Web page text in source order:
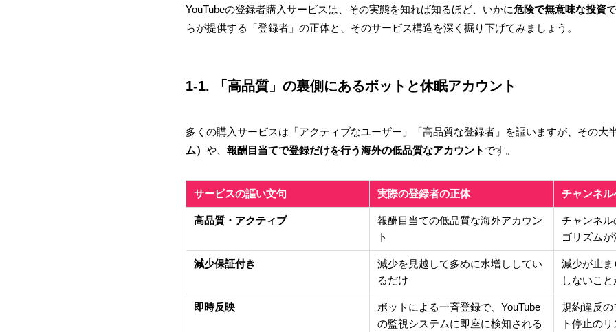
YouTubeの登録者購入サービスは、その実態を知れば知るほど、いかに危険で無意味な投資
らが提供する「登録者」の正体と、そのサービス構造を深く掘り下げてみましょう。
1-1. 「高品質」の裏側にあるボットと休眠アカウント
多くの購入サービスは「アクティブなユーザー」「高品質な登録者」を謳いますが、その大
ム） や、 報酬目当てで登録だけを行う海外の低品質なアカウント です。
サービスの謳い文句 実際の登録者の正体 チャンネ
高品質・アクティブ
報酬目当ての低品質な海外アカウン
ト
チャンネ
ゴリズム
減少保証付き
減少を見越して多めに水増ししてい
るだけ
減少が止
しないこ
即時反映
ボットによる一斉登録で、YouTube
の監視システムに即座に検知される
規約違反
ト停止の